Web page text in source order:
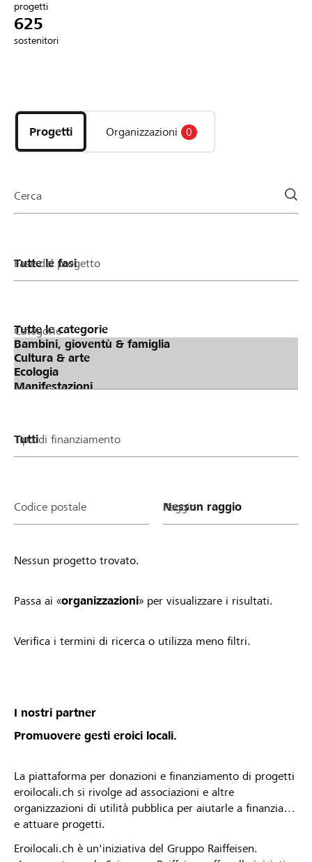
Collegarsi
DE FR IT
progetti
625
sostenitori
i
progetti
e
della
Progetti Organizzazioni 0
Cerca
Fase del progetto
Categorie
Tipo di finanziamento
Codice postale Raggio
Nessun progetto trovato.
Passa ai «organizzazioni» per visualizzare i risultati.
Verifica i termini di ricerca o utilizza meno filtri.
I nostri partner
Promuovere gesti eroici locali.
La piattaforma per donazioni e finanziamento di progetti
eroilocali.ch si rivolge ad associazioni e altre
organizzazioni di utilità pubblica per aiutarle a finanziare
e attuare progetti.
Eroilocali.ch è un'iniziativa del Gruppo Raiffeisen.